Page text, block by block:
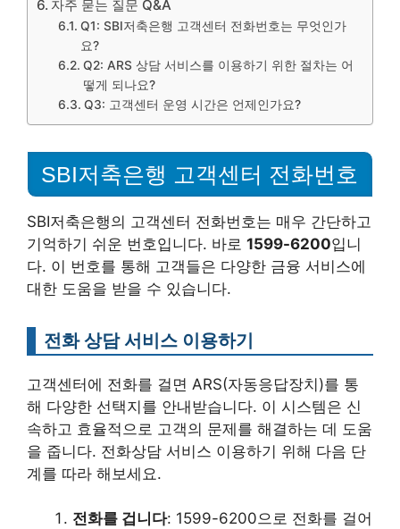
자주 묻는 질문 Q&A
Q1: SBI저축은행 고객센터 전화번호는 무엇인가
요?
Q2: ARS 상담 서비스를 이용하기 위한 절차는 어
떻게 되나요?
Q3: 고객센터 운영 시간은 언제인가요?
SBI저축은행 고객센터 전화번호
SBI저축은행의 고객센터 전화번호는 매우 간단하고
기억하기 쉬운 번호입니다. 바로 1599-6200입니
다. 이 번호를 통해 고객들은 다양한 금융 서비스에
대한 도움을 받을 수 있습니다.
전화 상담 서비스 이용하기
고객센터에 전화를 걸면 ARS(자동응답장치)를 통
해 다양한 선택지를 안내받습니다. 이 시스템은 신
속하고 효율적으로 고객의 문제를 해결하는 데 도움
을 줍니다. 전화상담 서비스 이용하기 위해 다음 단
계를 따라 해보세요.
전화를 겁니다: 1599-6200으로 전화를 걸어